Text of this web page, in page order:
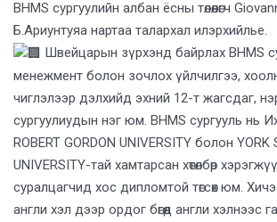
BHMS сургуулийн албан ёсны төлөөлөгч
Б.Ариунтуяа нартаа талархал илэрхийлье.
Швейцарын зүрхэнд байрлах BHMS
менежмент болон зочлох үйлчилгээ,
чиглэлээр дэлхийд эхний 12-т жагсдаг,
сургуулиудын нэг юм. BHMS сургууль нь
ROBERT GORDON UNIVERSITY болон YORK
UNIVERSITY-тай хамтарсан хөтөлбөр
суралцагчид хос дипломтой төгсөх юм.
англи хэл дээр ордог бөгөөд англи хэлнээс